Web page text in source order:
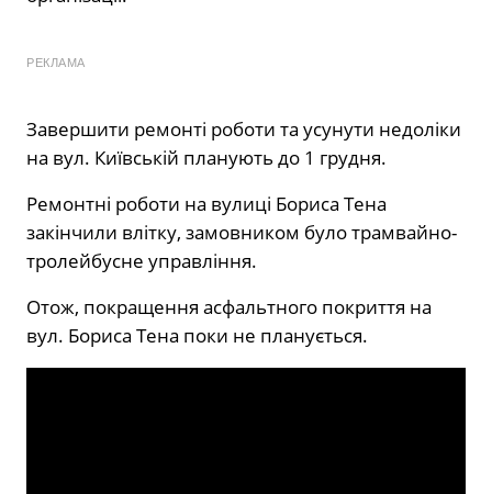
РЕКЛАМА
Завершити ремонті роботи та усунути недоліки
на вул. Київській планують до 1 грудня.
Ремонтні роботи на вулиці Бориса Тена
закінчили влітку, замовником було трамвайно-
тролейбусне управління.
Отож, покращення асфальтного покриття на
вул. Бориса Тена поки не планується.